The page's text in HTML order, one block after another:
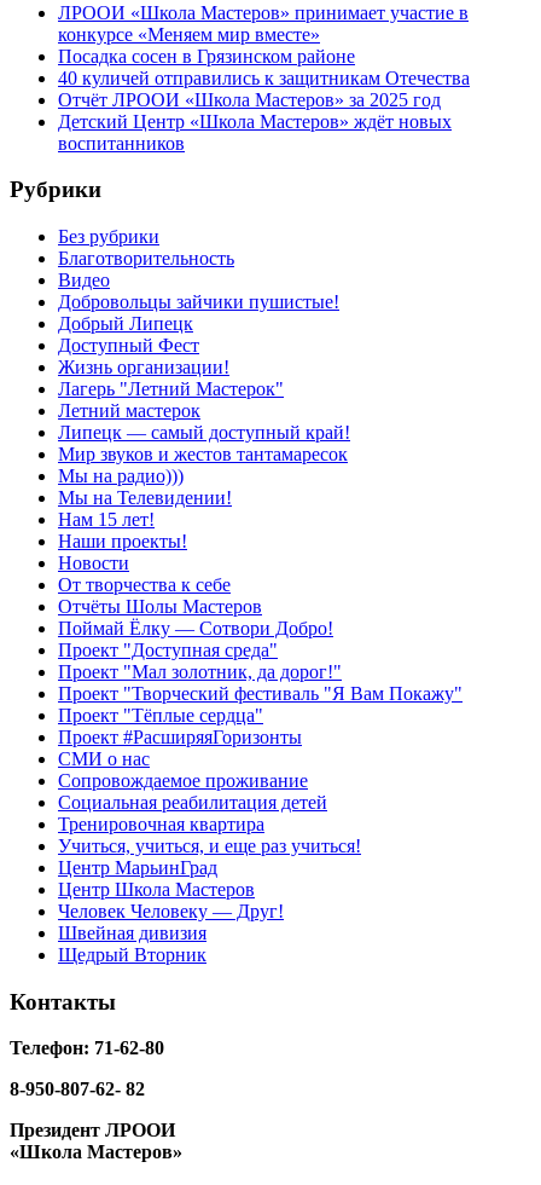
ЛРООИ «Школа Мастеров» принимает участие в
конкурсе «Меняем мир вместе»
Посадка сосен в Грязинском районе
40 куличей отправились к защитникам Отечества
Отчёт ЛРООИ «Школа Мастеров» за 2025 год
Детский Центр «Школа Мастеров» ждёт новых
воспитанников
Рубрики
Без рубрики
Благотворительность
Видео
Добровольцы зайчики пушистые!
Добрый Липецк
Доступный Фест
Жизнь организации!
Лагерь "Летний Мастерок"
Летний мастерок
Липецк — самый доступный край!
Мир звуков и жестов тантамаресок
Мы на радио)))
Мы на Телевидении!
Нам 15 лет!
Наши проекты!
Новости
От творчества к себе
Отчёты Шолы Мастеров
Поймай Ёлку — Сотвори Добро!
Проект "Доступная среда"
Проект "Мал золотник, да дорог!"
Проект "Творческий фестиваль "Я Вам Покажу"
Проект "Тёплые сердца"
Проект #РасширяяГоризонты
СМИ о нас
Сопровождаемое проживание
Социальная реабилитация детей
Тренировочная квартира
Учиться, учиться, и еще раз учиться!
Центр МарьинГрад
Центр Школа Мастеров
Человек Человеку — Друг!
Швейная дивизия
Щедрый Вторник
Контакты
Телефон: 71-62-80
8-950-807-62- 82
Президент ЛРООИ
«Школа Мастеров»